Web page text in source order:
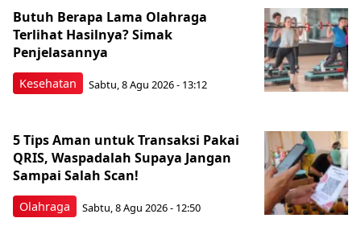
Kesehatan
Butuh Berapa Lama Olahraga
Terlihat Hasilnya? Simak
Penjelasannya
Sabtu, 8 Agu 2026 - 13:12
Olahraga
5 Tips Aman untuk Transaksi Pakai
QRIS, Waspadalah Supaya Jangan
Sampai Salah Scan!
Sabtu, 8 Agu 2026 - 12:50